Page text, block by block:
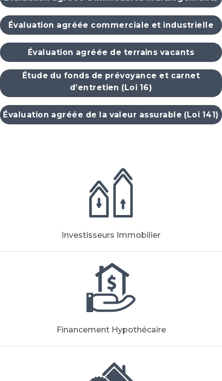
Évaluation agréée commerciale et industrielle
Évaluation agréée de terrains vacants
Étude du fonds de prévoyance et carnet
d’entretien (Loi 16)
Évaluation agréée de la valeur assurable (Loi 141)
Investisseurs Immobilier
Financement Hypothécaire